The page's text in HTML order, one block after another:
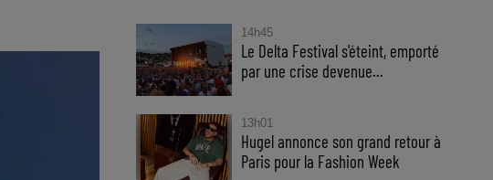
14h45
Le Delta Festival s'éteint, emporté
par une crise devenue...
13h01
Hugel annonce son grand retour à
Paris pour la Fashion Week